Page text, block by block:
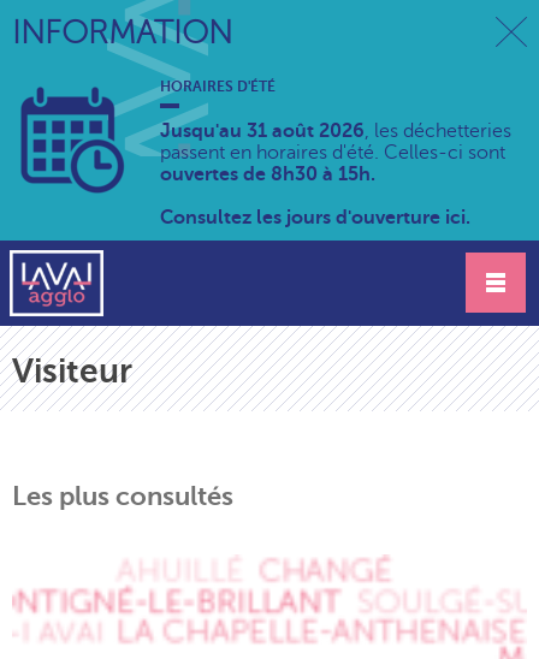
INFORMATION
HORAIRES D'ÉTÉ
Jusqu'au 31 août 2026, les déchetteries
passent en horaires d'été. Celles-ci sont
ouvertes de 8h30 à 15h.
Consultez les jours d'ouverture ici.
Visiteur
Les plus consultés